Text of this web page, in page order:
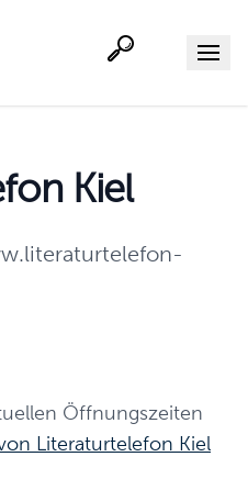
Kiel
Öffnungszeiten
Literaturtelefon Kiel